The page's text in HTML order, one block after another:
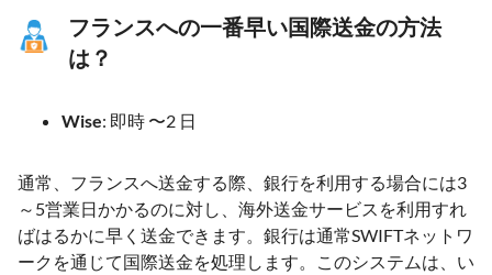
フランスへの一番早い国際送金の方法
は？
Wise: 即時 〜2 日
通常、フランスへ送金する際、銀行を利用する場合には3
～5営業日かかるのに対し、海外送金サービスを利用すれ
ばはるかに早く送金できます。銀行は通常SWIFTネットワ
ークを通じて国際送金を処理します。このシステムは、い